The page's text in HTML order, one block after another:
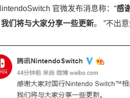
官微发布消息称：“感
们将与大家分享一些更新。 ​​​​”不出